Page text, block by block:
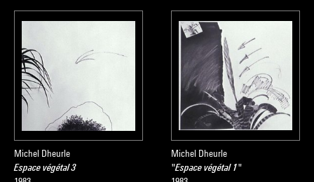
Michel Dheurle
Espace végétal 3
Michel Dheurle
"Espace végétal 1"